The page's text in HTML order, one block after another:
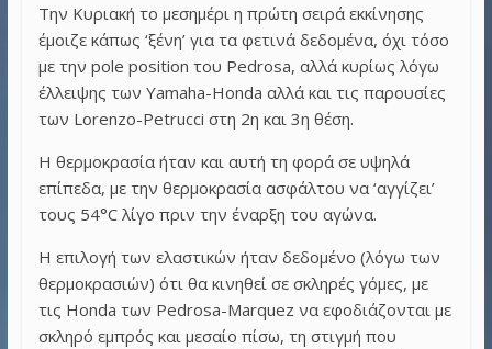
Την Κυριακή το μεσημέρι η πρώτη σειρά εκκίνησης
έμοιζε κάπως ‘ξένη’ για τα φετινά δεδομένα, όχι τόσο
με την pole position του Pedrosa, αλλά κυρίως λόγω
έλλειψης των Yamaha-Honda αλλά και τις παρουσίες
των Lorenzo-Petrucci στη 2η και 3η θέση.
Η θερμοκρασία ήταν και αυτή τη φορά σε υψηλά
επίπεδα, με την θερμοκρασία ασφάλτου να ‘αγγίζει’
τους 54°C λίγο πριν την έναρξη του αγώνα.
Η επιλογή των ελαστικών ήταν δεδομένο (λόγω των
θερμοκρασιών) ότι θα κινηθεί σε σκληρές γόμες, με
τις Honda των Pedrosa-Marquez να εφοδιάζονται με
σκληρό εμπρός και μεσαίο πίσω, τη στιγμή που